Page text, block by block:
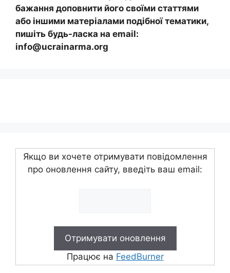
бажання доповнити його своїми статтями
або іншими матеріалами подібної тематики,
пишіть будь-ласка на email:
info@ucrainarma.org
Якщо ви хочете отримувати повідомлення
про оновлення сайту, введіть ваш email:
Працює на FeedBurner